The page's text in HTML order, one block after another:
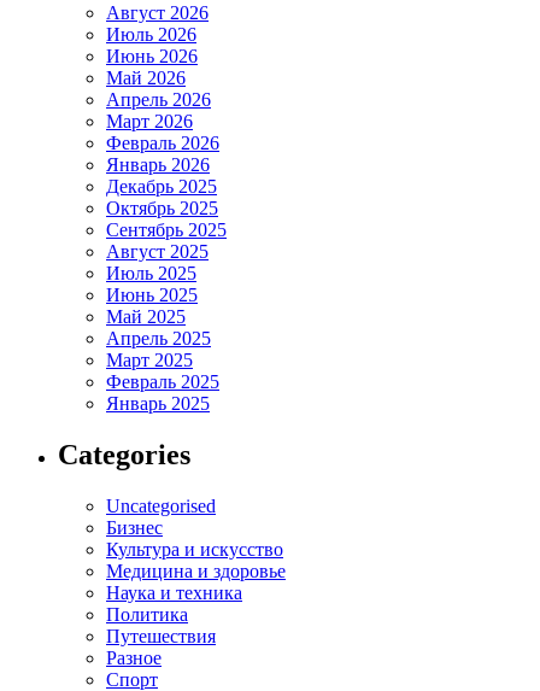
Август 2026
Июль 2026
Июнь 2026
Май 2026
Апрель 2026
Март 2026
Февраль 2026
Январь 2026
Декабрь 2025
Октябрь 2025
Сентябрь 2025
Август 2025
Июль 2025
Июнь 2025
Май 2025
Апрель 2025
Март 2025
Февраль 2025
Январь 2025
Categories
Uncategorised
Бизнес
Культура и искусство
Медицина и здоровье
Наука и техника
Политика
Путешествия
Разное
Спорт